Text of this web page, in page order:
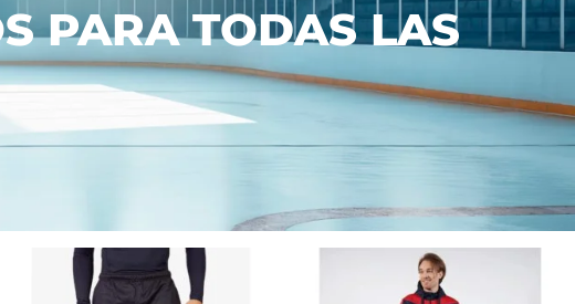
PARA TODAS LAS